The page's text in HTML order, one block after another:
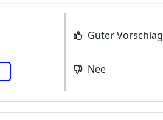
Guter Vorschlag
Nee